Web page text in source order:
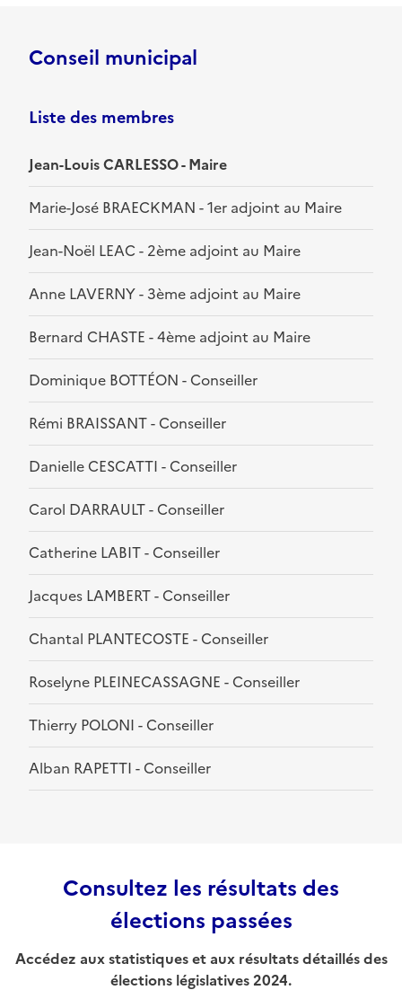
Conseil municipal
Liste des membres
Jean-Louis CARLESSO - Maire
Marie-José BRAECKMAN - 1er adjoint au Maire
Jean-Noël LEAC - 2ème adjoint au Maire
Anne LAVERNY - 3ème adjoint au Maire
Bernard CHASTE - 4ème adjoint au Maire
Dominique BOTTÉON - Conseiller
Rémi BRAISSANT - Conseiller
Danielle CESCATTI - Conseiller
Carol DARRAULT - Conseiller
Catherine LABIT - Conseiller
Jacques LAMBERT - Conseiller
Chantal PLANTECOSTE - Conseiller
Roselyne PLEINECASSAGNE - Conseiller
Thierry POLONI - Conseiller
Alban RAPETTI - Conseiller
Consultez les résultats des
élections passées
Accédez aux statistiques et aux résultats détaillés des
élections législatives 2024.